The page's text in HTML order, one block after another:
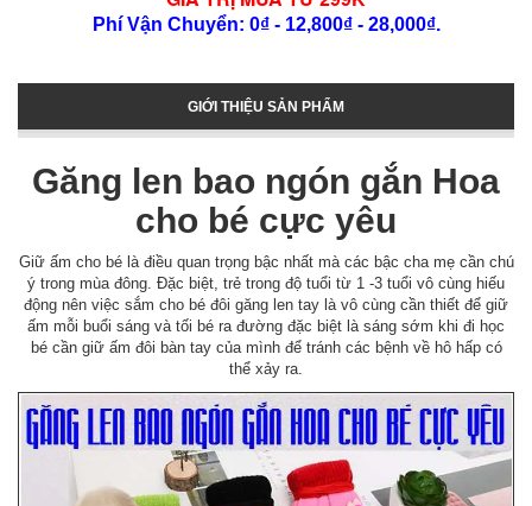
Phí Vận Chuyển: 0₫ - 12,800₫ - 28,000₫.
GIỚI THIỆU SẢN PHẨM
Găng len bao ngón gắn Hoa
cho bé cực yêu
Giữ ấm cho bé là điều quan trọng bậc nhất mà các bậc cha mẹ cần chú
ý trong mùa đông. Đặc biệt, trẻ trong độ tuổi từ 1 -3 tuổi vô cùng hiếu
động nên việc sắm cho bé đôi găng len tay là vô cùng cần thiết để giữ
ấm mỗi buổi sáng và tối bé ra đường đặc biệt là sáng sớm khi đi học
bé cần giữ ấm đôi bàn tay của mình để tránh các bệnh về hô hấp có
thể xảy ra.